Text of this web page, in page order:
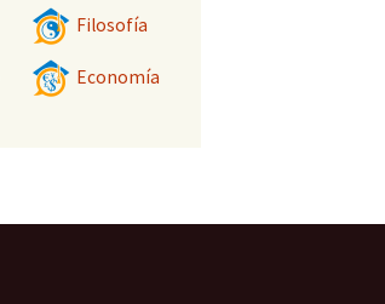
Filosofía
Economía